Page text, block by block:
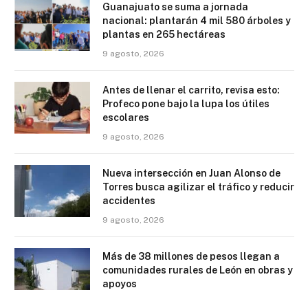
Guanajuato se suma a jornada
nacional: plantarán 4 mil 580 árboles y
plantas en 265 hectáreas
9 agosto, 2026
Antes de llenar el carrito, revisa esto:
Profeco pone bajo la lupa los útiles
escolares
9 agosto, 2026
Nueva intersección en Juan Alonso de
Torres busca agilizar el tráfico y reducir
accidentes
9 agosto, 2026
Más de 38 millones de pesos llegan a
comunidades rurales de León en obras y
apoyos